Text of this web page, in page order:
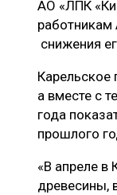
ЦБП
АО «ЛПК
снижения
Карельское
а вместе с
года
прошлого
«В апреле в
древесины,